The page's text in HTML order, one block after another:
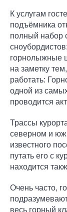
К услугам
подъёмника
полный набор
горнолыжные
на заметку
работать:
одной из
проводится
Трассы
северном и
известного
путать его с
находится
Очень часто,
весь горный